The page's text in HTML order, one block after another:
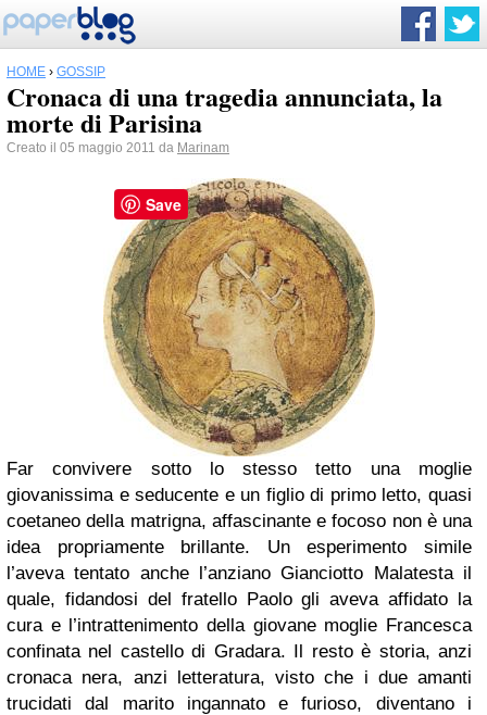
HOME › GOSSIP
Cronaca di una tragedia annunciata, la
morte di Parisina
Creato il 05 maggio 2011 da Marinam
Far convivere sotto lo stesso tetto una moglie
giovanissima e seducente e un figlio di primo letto, quasi
coetaneo della matrigna, affascinante e focoso non è una
idea propriamente brillante. Un esperimento simile
l’aveva tentato anche l’anziano Gianciotto Malatesta il
quale, fidandosi del fratello Paolo gli aveva affidato la
cura e l’intrattenimento della giovane moglie Francesca
confinata nel castello di Gradara. Il resto è storia, anzi
cronaca nera, anzi letteratura, visto che i due amanti
trucidati dal marito ingannato e furioso, diventano i
Save